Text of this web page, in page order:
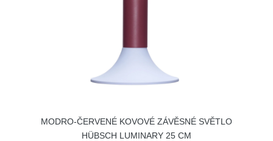
MODRO-ČERVENÉ KOVOVÉ ZÁVĚSNÉ SVĚTLO
HÜBSCH LUMINARY 25 CM